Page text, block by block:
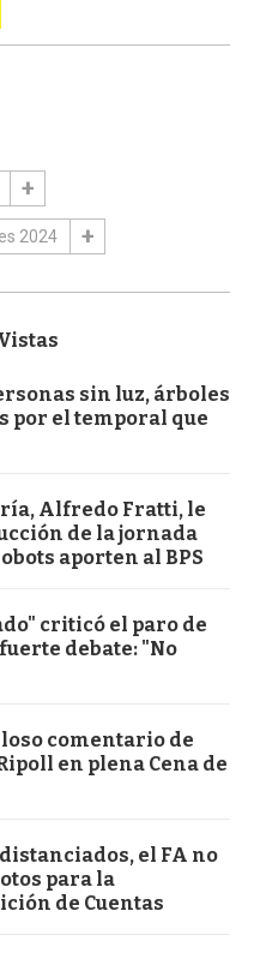
2024
sin luz, árboles
por el temporal que
Alfredo Fratti, le
de la jornada
aporten al BPS
criticó el paro de
debate: "No
comentario de
en plena Cena de
el FA no
para la
de Cuentas